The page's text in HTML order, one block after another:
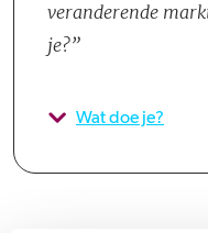
veranderende
je?
Wat doe je?